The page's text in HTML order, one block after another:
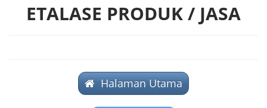
ETALASE PRODUK / JASA
Halaman Utama